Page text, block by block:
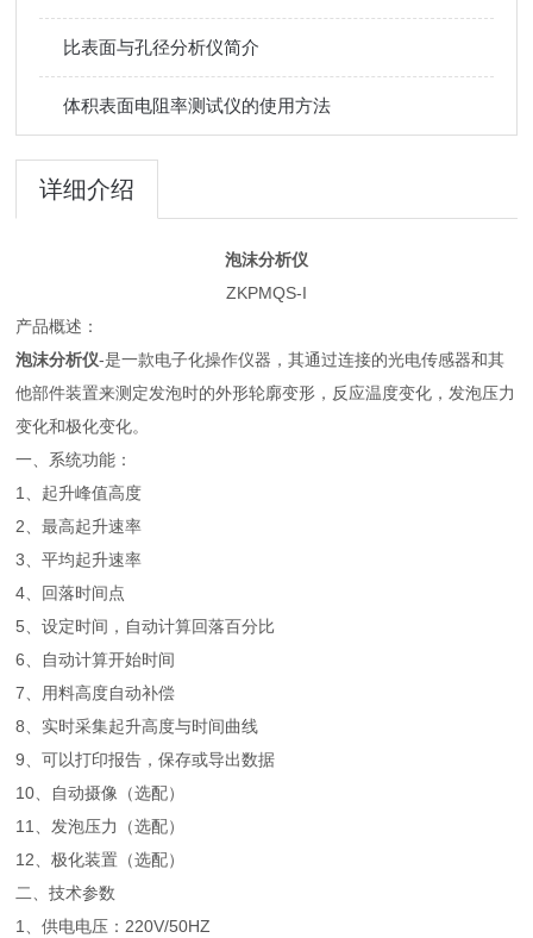
比表面与孔径分析仪简介
体积表面电阻率测试仪的使用方法
详细介绍
泡沫分析仪
ZKPMQS-I
产品概述：
泡沫分析仪-是一款电子化操作仪器，其通过连接的光电传感器和其
他部件装置来测定发泡时的外形轮廓变形，反应温度变化，发泡压力
变化和极化变化。
一、系统功能：
1、起升峰值高度
2、最高起升速率
3、平均起升速率
4、回落时间点
5、设定时间，自动计算回落百分比
6、自动计算开始时间
7、用料高度自动补偿
8、实时采集起升高度与时间曲线
9、可以打印报告，保存或导出数据
10、自动摄像（选配）
11、发泡压力（选配）
12、极化装置（选配）
二、技术参数
1、供电电压：220V/50HZ